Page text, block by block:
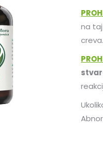
na
creva.